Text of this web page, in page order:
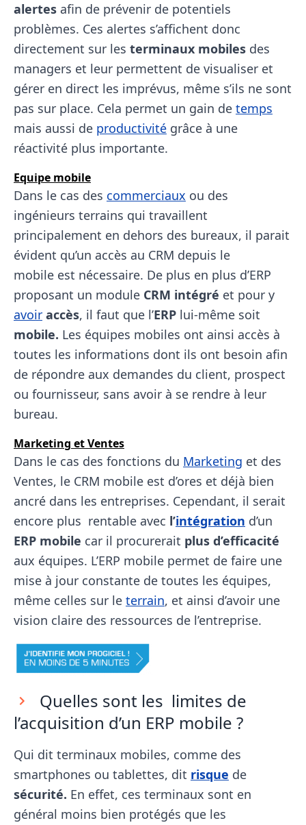
alertes afin de prévenir de potentiels
problèmes. Ces alertes s’affichent donc
directement sur les terminaux mobiles des
managers et leur permettent de visualiser et
gérer en direct les imprévus, même s’ils ne sont
pas sur place. Cela permet un gain de temps
mais aussi de productivité grâce à une
réactivité plus importante.
Equipe mobile
Dans le cas des commerciaux ou des
ingénieurs terrains qui travaillent
principalement en dehors des bureaux, il parait
évident qu’un accès au CRM depuis le
mobile est nécessaire. De plus en plus d’ERP
proposant un module CRM intégré et pour y
avoir accès, il faut que l’ERP lui-même soit
mobile. Les équipes mobiles ont ainsi accès à
toutes les informations dont ils ont besoin afin
de répondre aux demandes du client, prospect
ou fournisseur, sans avoir à se rendre à leur
bureau.
Marketing et Ventes
Dans le cas des fonctions du Marketing et des
Ventes, le CRM mobile est d’ores et déjà bien
ancré dans les entreprises. Cependant, il serait
encore plus rentable avec l’intégration d’un
ERP mobile car il procurerait plus d’efficacité
aux équipes. L’ERP mobile permet de faire une
mise à jour constante de toutes les équipes,
même celles sur le terrain, et ainsi d’avoir une
vision claire des ressources de l’entreprise.
Quelles sont les limites de
l’acquisition d’un ERP mobile ?
Qui dit terminaux mobiles, comme des
smartphones ou tablettes, dit risque de
sécurité. En effet, ces terminaux sont en
général moins bien protégés que les